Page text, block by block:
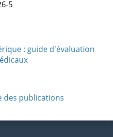
5
: guide d'évaluation
des publications